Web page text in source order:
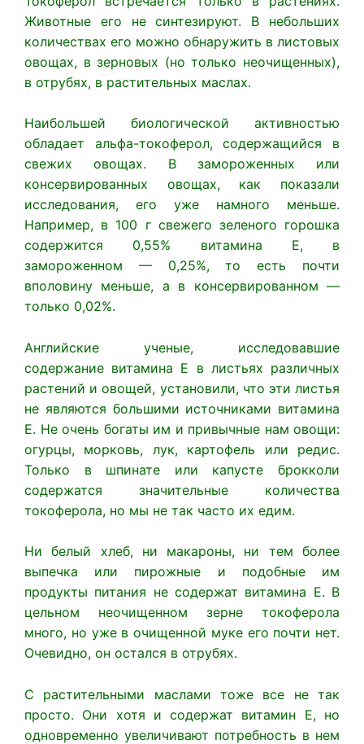
Животные его не синтезируют. В небольших
количествах его можно обнаружить в листовых
овощах, в зерновых (но только неочищенных),
в отрубях, в растительных маслах.
Наибольшей биологической активностью
обладает альфа-токоферол, содержащийся в
свежих овощах. В замороженных или
консервированных овощах, как показали
исследования, его уже намного меньше.
Например, в 100 г свежего зеленого горошка
содержится 0,55% витамина Е, в
замороженном — 0,25%, то есть почти
вполовину меньше, а в консервированном —
только 0,02%.
Английские ученые, исследовавшие
содержание витамина Е в листьях различных
растений и овощей, установили, что эти листья
не являются большими источниками витамина
Е. Не очень богаты им и привычные нам овощи:
огурцы, морковь, лук, картофель или редис.
Только в шпинате или капусте брокколи
содержатся значительные количества
токоферола, но мы не так часто их едим.
Ни белый хлеб, ни макароны, ни тем более
выпечка или пирожные и подобные им
продукты питания не содержат витамина Е. В
цельном неочищенном зерне токоферола
много, но уже в очищенной муке его почти нет.
Очевидно, он остался в отрубях.
С растительными маслами тоже все не так
просто. Они хотя и содержат витамин Е, но
одновременно увеличивают потребность в нем